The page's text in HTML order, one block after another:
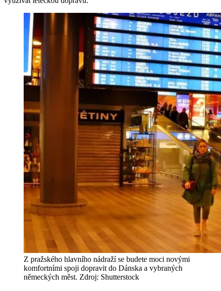
Z pražského hlavního nádraží se budete moci novými
komfortními spoji dopravit do Dánska a vybraných
německých měst. Zdroj: Shutterstock